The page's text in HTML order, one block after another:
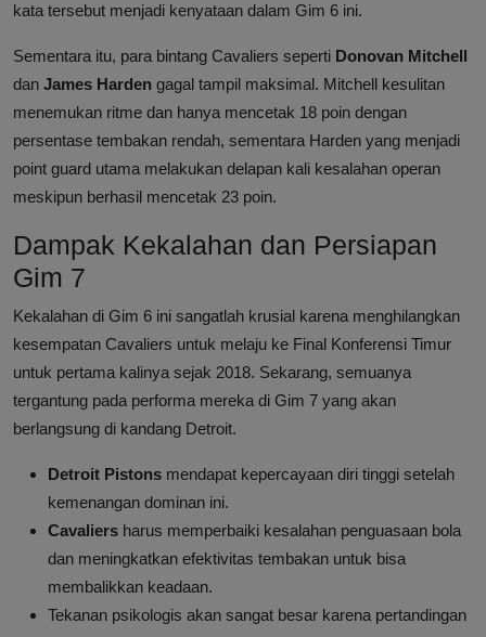
kata tersebut menjadi kenyataan dalam Gim 6 ini.
Sementara itu, para bintang Cavaliers seperti Donovan Mitchell
dan James Harden gagal tampil maksimal. Mitchell kesulitan
menemukan ritme dan hanya mencetak 18 poin dengan
persentase tembakan rendah, sementara Harden yang menjadi
point guard utama melakukan delapan kali kesalahan operan
meskipun berhasil mencetak 23 poin.
Dampak Kekalahan dan Persiapan
Gim 7
Kekalahan di Gim 6 ini sangatlah krusial karena menghilangkan
kesempatan Cavaliers untuk melaju ke Final Konferensi Timur
untuk pertama kalinya sejak 2018. Sekarang, semuanya
tergantung pada performa mereka di Gim 7 yang akan
berlangsung di kandang Detroit.
Detroit Pistons mendapat kepercayaan diri tinggi setelah
kemenangan dominan ini.
Cavaliers harus memperbaiki kesalahan penguasaan bola
dan meningkatkan efektivitas tembakan untuk bisa
membalikkan keadaan.
Tekanan psikologis akan sangat besar karena pertandingan